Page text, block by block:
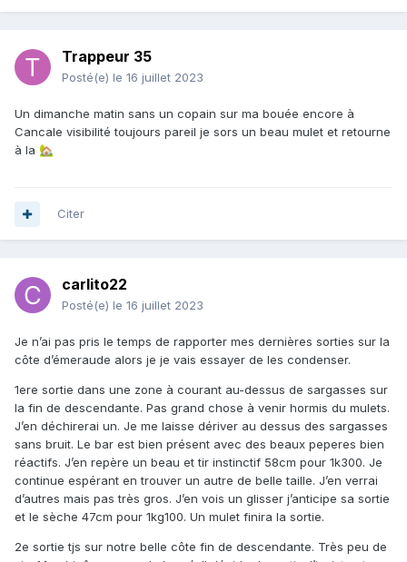
Trappeur 35
Posté(e) le 16 juillet 2023
Un dimanche matin sans un copain sur ma bouée encore à
Cancale visibilité toujours pareil je sors un beau mulet et retourne
à la 🏡
Citer
carlito22
Posté(e) le 16 juillet 2023
Je n’ai pas pris le temps de rapporter mes dernières sorties sur la
côte d’émeraude alors je je vais essayer de les condenser.
1ere sortie dans une zone à courant au-dessus de sargasses sur
la fin de descendante. Pas grand chose à venir hormis du mulets.
J’en déchirerai un. Je me laisse dériver au dessus des sargasses
sans bruit. Le bar est bien présent avec des beaux peperes bien
réactifs. J’en repère un beau et tir instinctif 58cm pour 1k300. Je
continue espérant en trouver un autre de belle taille. J’en verrai
d’autres mais pas très gros. J’en vois un glisser j’anticipe sa sortie
et le sèche 47cm pour 1kg100. Un mulet finira la sortie.
2e sortie tjs sur notre belle côte fin de descendante. Très peu de